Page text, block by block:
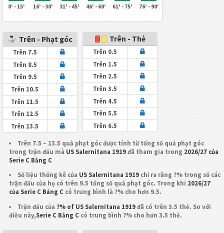
0' - 15' 16' - 30' 31' - 45' 46' - 60' 61' - 75' 76' - 90'
Trên - Phạt góc
Trên 7.5
Trên 8.5
Trên 9.5
Trên 10.5
Trên 11.5
Trên 12.5
Trên 13.5
Trên - Thẻ
Trên 0.5
Trên 1.5
Trên 2.5
Trên 3.5
Trên 4.5
Trên 5.5
Trên 6.5
Trên 7.5 ~ 13.5 quả phạt góc được tính từ tổng số quả phạt góc
trong trận đấu mà US Salernitana 1919đã tham gia trong 2026/27 của
Serie C Bảng C
Số liệu thống kê của US Salernitana 1919 chỉ ra rằng ?% trong số các
trận đấu của họ có trên 9.5 tổng số quả phạt góc. Trong khi 2026/27
của Serie C Bảng Ccó trung bình là ?% cho hơn 9.5.
Trận đấu của ?% of US Salernitana 1919 đã có trên 3.5 thẻ. So với
điều này,Serie C Bảng Ccó trung bình ?% cho hơn 3.5 thẻ.